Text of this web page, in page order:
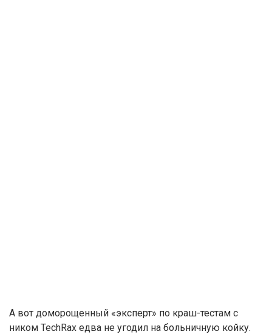
А вот доморощенный «эксперт» по краш-тестам с
ником TechRax едва не угодил на больничную койку.